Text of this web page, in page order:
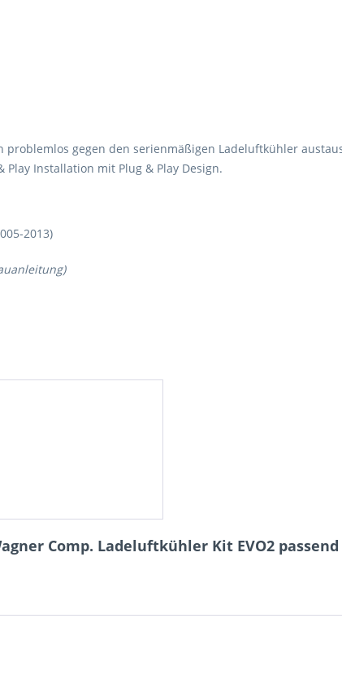
problemlos gegen den serienmäßigen Ladeluftkühler
Installation mit Plug & Play Design.
2013)
Comp. Ladeluftkühler Kit EVO2 passend